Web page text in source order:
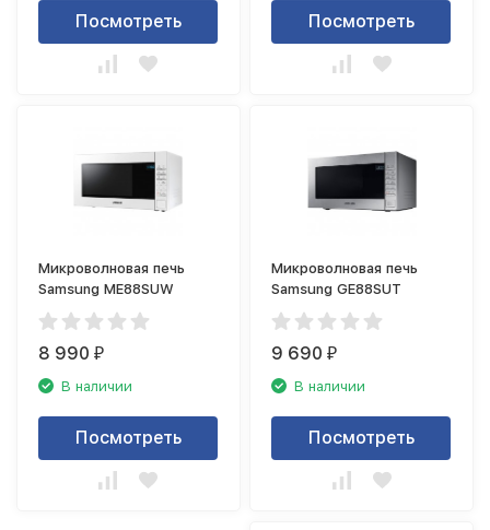
Посмотреть Посмотреть
Микроволновая печь
Samsung ME88SUW
8 990₽
В наличии
Посмотреть
Микроволновая печь
Samsung GE88SUT
9 690₽
В наличии
Посмотреть